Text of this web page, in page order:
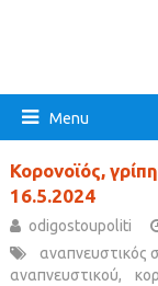
Menu
Κορονοϊός,
16.5.2024
odigostoupoliti
αναπνευστικός
αναπνευστικού,